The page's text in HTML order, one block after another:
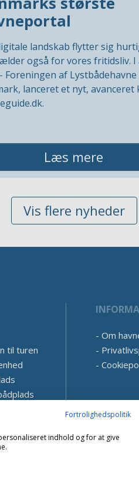
landskab flytter sig
også for vores fritidsliv. I
Foreningen af Lystbådehavne
lanceret et nyt, avanceret
Læs mere
Vis flere nyheder
til turen
Om
Fortrolighedspolitik
indhold og for at give